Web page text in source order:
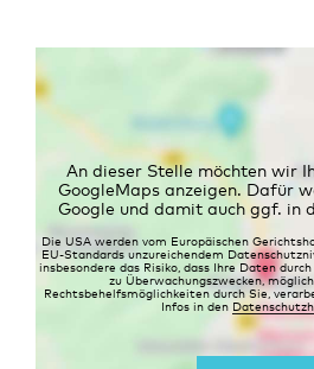
An dieser Stelle möchten wir
GoogleMaps anzeigen. Dafür
Google und damit auch ggf. in
Die USA werden vom Europäischen
EU-Standards unzureichendem
insbesondere das Risiko, dass Ihre Daten
zu Überwachungszwecken,
Rechtsbehelfsmöglichkeiten durch Sie,
Infos in den